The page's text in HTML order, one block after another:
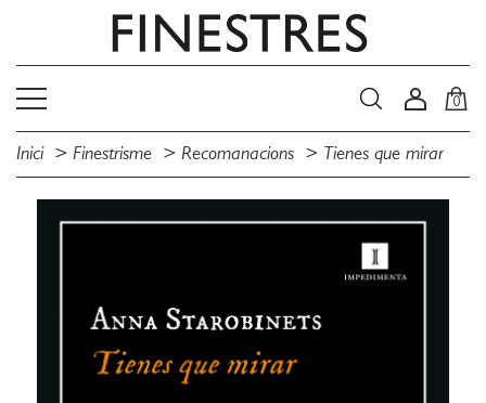
0
Inici Finestrisme Recomanacions Tienes que mirar